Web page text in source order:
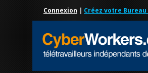
Connexion | Créez votre